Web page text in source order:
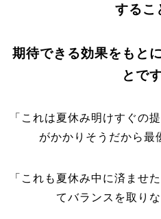
するこ
期待できる効果をもと
とです
「これは夏休み明けすぐの
がかかりそうだから最
「これも夏休み中に済ませ
てバランスを取り